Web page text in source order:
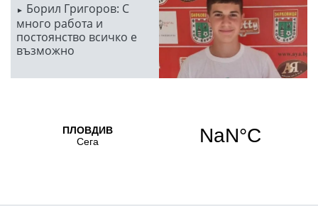
Борил Григоров: С
много работа и
постоянство всичко е
възможно